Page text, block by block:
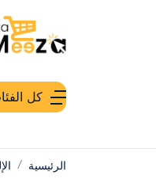
كل
الرئيسية